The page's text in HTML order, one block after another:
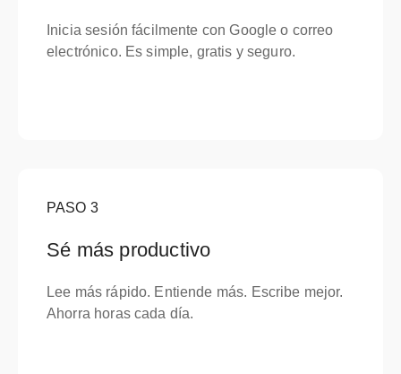
Inicia sesión fácilmente con Google o correo
electrónico. Es simple, gratis y seguro.
PASO 3
Sé más productivo
Lee más rápido. Entiende más. Escribe mejor.
Ahorra horas cada día.